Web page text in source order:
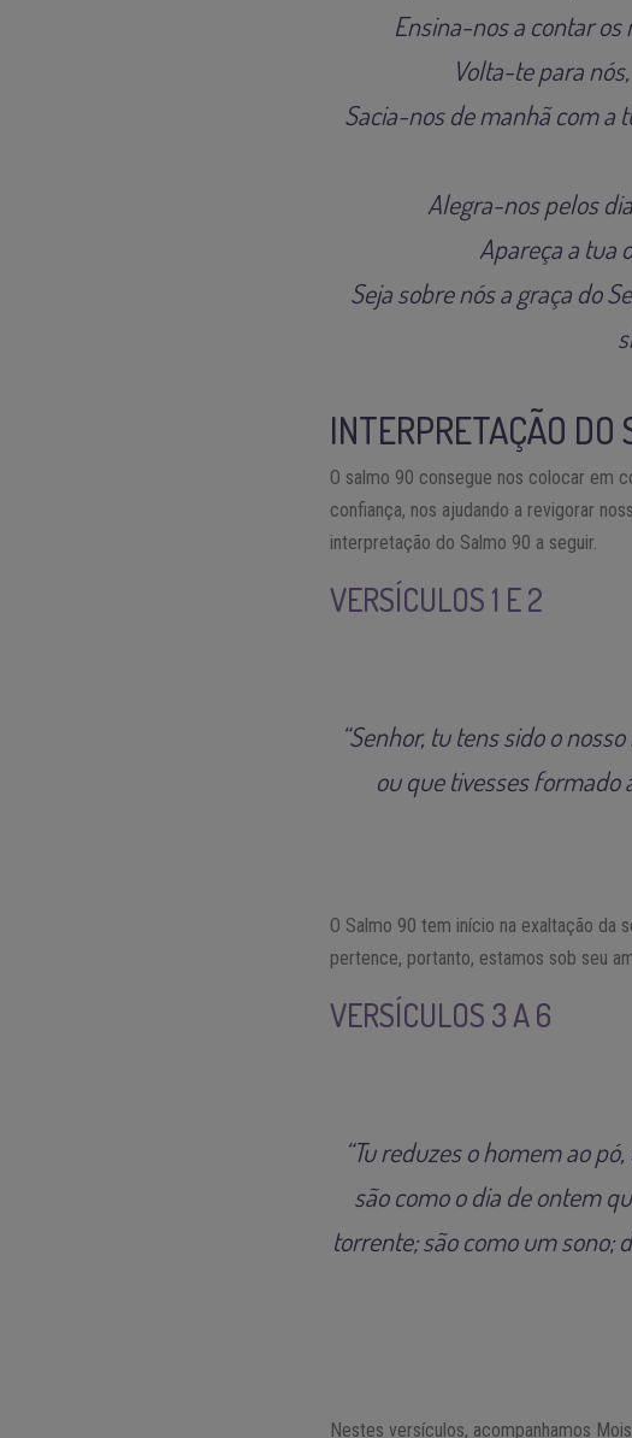
Ensina-nos a contar os
Volta-te para
Sacia-nos de manhã com a
Alegra-nos pelos
Apareça a tua
Seja sobre nós a graça do
INTERPRETAÇÃO
O salmo 90 consegue nos colocar em
confiança, nos ajudando a revigorar
interpretação do Salmo 90 a seguir.
VERSÍCULOS 1 E 2
“Senhor, tu tens sido o
ou que tivesses formado
O Salmo 90 tem início na exaltação da
pertence, portanto, estamos sob seu
VERSÍCULOS 3 A 6
“Tu reduzes o homem ao
são como o dia de ontem
torrente; são como um sono;
Nestes versículos, acompanhamos